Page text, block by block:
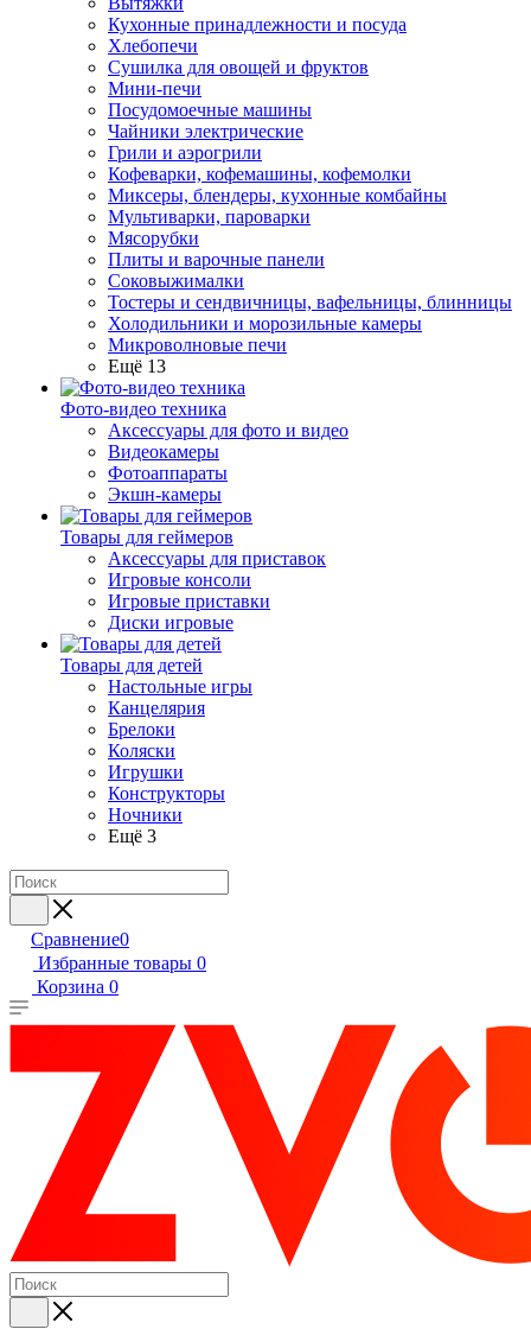
Кухонные принадлежности и посуда
Хлебопечи
Сушилка для овощей и фруктов
Мини-печи
Посудомоечные машины
Чайники электрические
Грили и аэрогрили
Кофеварки, кофемашины, кофемолки
Миксеры, блендеры, кухонные комбайны
Мультиварки, пароварки
Мясорубки
Плиты и варочные панели
Соковыжималки
Тостеры и сендвичницы, вафельницы, блинницы
Холодильники и морозильные камеры
Микроволновые печи
Ещё 13
Фото-видео техника
Аксессуары для фото и видео
Видеокамеры
Фотоаппараты
Экшн-камеры
Товары для геймеров
Аксессуары для приставок
Игровые консоли
Игровые приставки
Диски игровые
Товары для детей
Настольные игры
Канцелярия
Брелоки
Коляски
Игрушки
Конструкторы
Ночники
Ещё 3
Сравнение0
Избранные товары 0
Корзина 0